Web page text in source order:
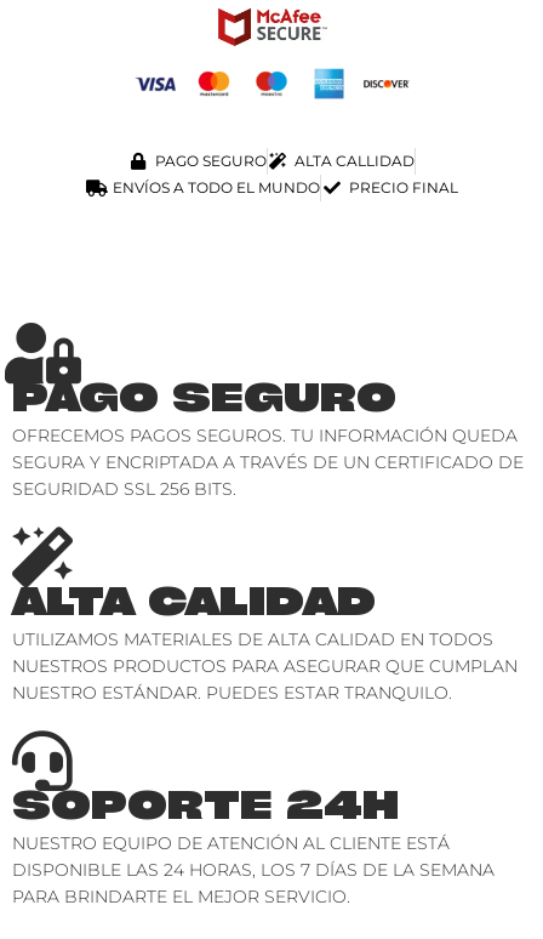
PAGO SEGURO
ALTA CALLIDAD
ENVÍOS A TODO EL MUNDO
PRECIO FINAL
PAGO SEGURO
OFRECEMOS PAGOS SEGUROS. TU INFORMACIÓN QUEDA
SEGURA Y ENCRIPTADA A TRAVÉS DE UN CERTIFICADO DE
SEGURIDAD SSL 256 BITS.
ALTA CALIDAD
UTILIZAMOS MATERIALES DE ALTA CALIDAD EN TODOS
NUESTROS PRODUCTOS PARA ASEGURAR QUE CUMPLAN
NUESTRO ESTÁNDAR. PUEDES ESTAR TRANQUILO.
SOPORTE 24H
NUESTRO EQUIPO DE ATENCIÓN AL CLIENTE ESTÁ
DISPONIBLE LAS 24 HORAS, LOS 7 DÍAS DE LA SEMANA
PARA BRINDARTE EL MEJOR SERVICIO.